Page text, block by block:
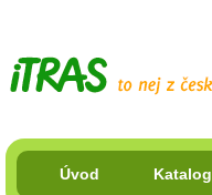
Úvod Katalog